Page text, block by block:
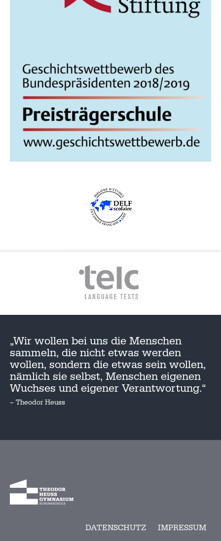
„Wir wollen bei uns die Menschen
sammeln, die nicht etwas werden
wollen, sondern die etwas sein wollen,
nämlich sie selbst, Menschen eigenen
Wuchses und eigener Verantwortung.“
– Theodor Heuss
DATENSCHUTZ IMPRESSUM